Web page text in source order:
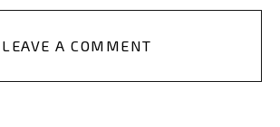
LEAVE A COMMENT